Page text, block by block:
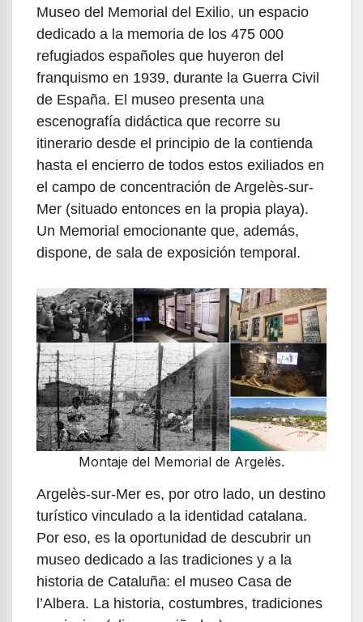
Museo del Memorial del Exilio, un espacio
dedicado a la memoria de los 475 000
refugiados españoles que huyeron del
franquismo en 1939, durante la Guerra Civil
de España. El museo presenta una
escenografía didáctica que recorre su
itinerario desde el principio de la contienda
hasta el encierro de todos estos exiliados en
el campo de concentración de Argelès-sur-
Mer (situado entonces en la propia playa).
Un Memorial emocionante que, además,
dispone, de sala de exposición temporal.
Montaje del Memorial de Argelès.
Argelès-sur-Mer es, por otro lado, un destino
turístico vinculado a la identidad catalana.
Por eso, es la oportunidad de descubrir un
museo dedicado a las tradiciones y a la
historia de Cataluña: el museo Casa de
l’Albera. La historia, costumbres, tradiciones